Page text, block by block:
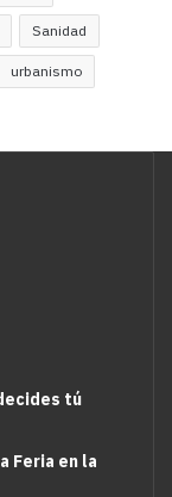
Sanidad
urbanismo
tú
Feria en la